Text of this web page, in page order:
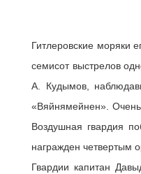
Гитлеровские моряки
семисот выстрелов
А. Кудымов,
«Вяйнямейнен».
Воздушная гвардия
награжден четвертым
Гвардии капитан